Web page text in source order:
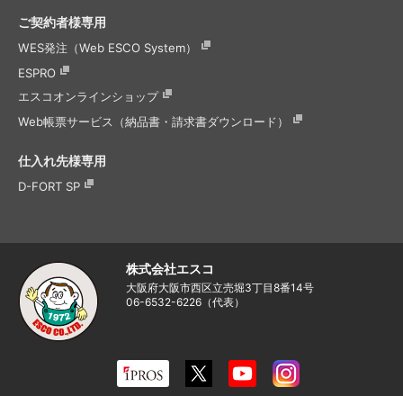
ご契約者様専用
WES発注（Web ESCO System）
ESPRO
エスコオンラインショップ
Web帳票サービス（納品書・請求書ダウンロード）
仕入れ先様専用
D-FORT SP
株式会社エスコ
大阪府大阪市西区立売堀3丁目8番14号
06-6532-6226（代表）